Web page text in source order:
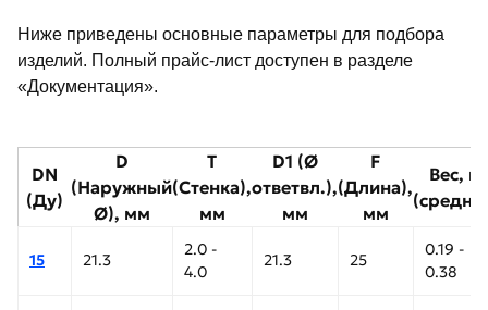
Ниже приведены основные параметры для подбора
изделий. Полный прайс-лист доступен в разделе
«Документация».
DN
(Ду)
D
(Наружный
Ø), мм
T
(Стенка),
мм
D1 (Ø
ответвл.),
мм
F
(Длина),
мм
Вес, кг
15 21.3
2.0 -
4.0
21.3 25
0.19 -
0.38